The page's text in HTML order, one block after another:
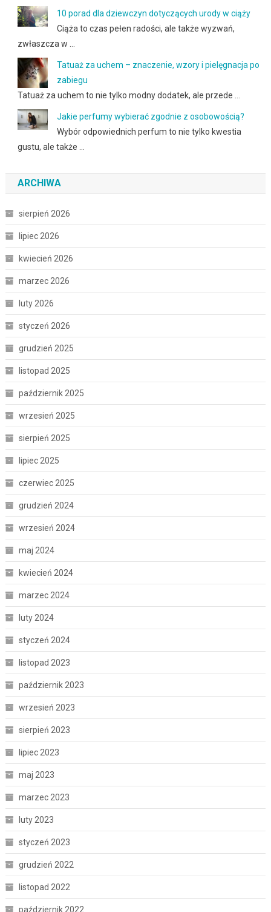
10 porad dla dziewczyn dotyczących urody w ciąży
Ciąża to czas pełen radości, ale także wyzwań,
zwłaszcza w …
Tatuaż za uchem – znaczenie, wzory i pielęgnacja po
zabiegu
Tatuaż za uchem to nie tylko modny dodatek, ale przede …
Jakie perfumy wybierać zgodnie z osobowością?
Wybór odpowiednich perfum to nie tylko kwestia
gustu, ale także …
ARCHIWA
sierpień 2026
lipiec 2026
kwiecień 2026
marzec 2026
luty 2026
styczeń 2026
grudzień 2025
listopad 2025
październik 2025
wrzesień 2025
sierpień 2025
lipiec 2025
czerwiec 2025
grudzień 2024
wrzesień 2024
maj 2024
kwiecień 2024
marzec 2024
luty 2024
styczeń 2024
listopad 2023
październik 2023
wrzesień 2023
sierpień 2023
lipiec 2023
maj 2023
marzec 2023
luty 2023
styczeń 2023
grudzień 2022
listopad 2022
październik 2022